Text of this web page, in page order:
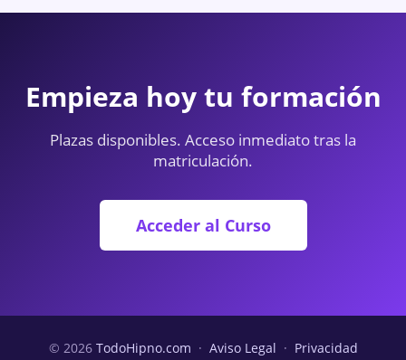
Empieza hoy tu formación
Plazas disponibles. Acceso inmediato tras la
matriculación.
Acceder al Curso
© 2026 TodoHipno.com · Aviso Legal · Privacidad